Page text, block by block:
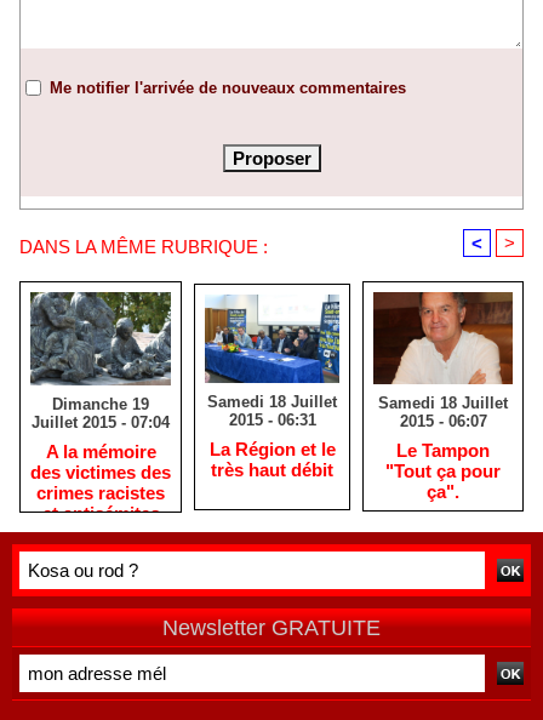
Me notifier l'arrivée de nouveaux commentaires
DANS LA MÊME RUBRIQUE : < >
Dimanche 19
Juillet 2015 - 07:04
A la mémoire
des victimes des
crimes racistes
et antisémites
Samedi 18 Juillet
2015 - 06:31
La Région et le
très haut débit
Samedi 18 Juillet
2015 - 06:07
Le Tampon
"Tout ça pour
ça".
Newsletter GRATUITE